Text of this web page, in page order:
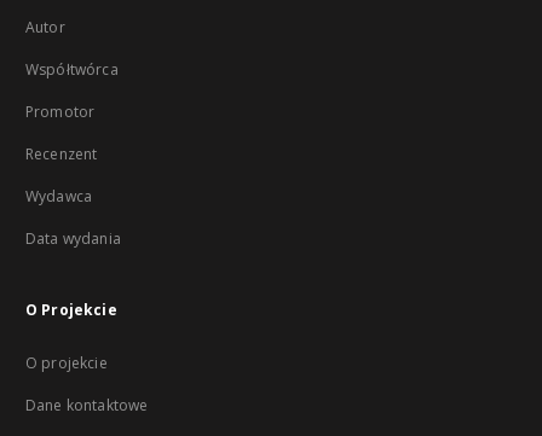
Autor
Współtwórca
Promotor
Recenzent
Wydawca
Data wydania
O Projekcie
O projekcie
Dane kontaktowe